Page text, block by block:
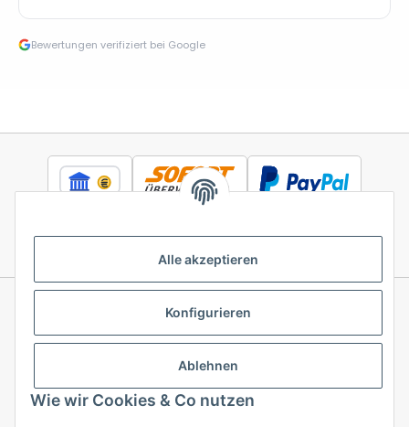
Alle akzeptieren
Konfigurieren
Ablehnen
Wie wir Cookies & Co nutzen
Bewertungen verifiziert bei Google
Informationen
Gesetzliche Informationen